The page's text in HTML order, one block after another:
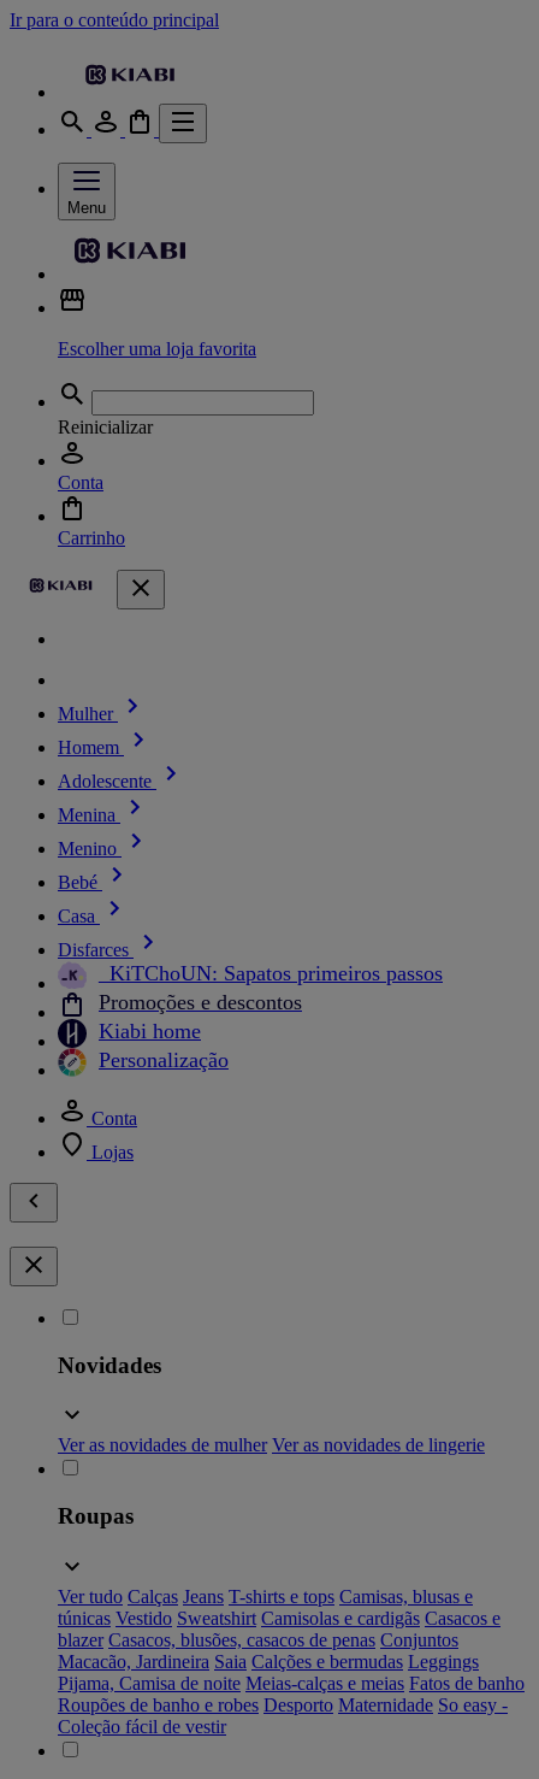
Ir para o conteúdo principal
Menu
Escolher uma loja favorita
Reinicializar
Conta
Carrinho
Mulher
Homem
Adolescente
Menina
Menino
Bebé
Casa
Disfarces
_KiTChoUN: Sapatos primeiros passos
Promoções e descontos
Kiabi home
Personalização
Conta
Lojas
Novidades
Ver as novidades de mulher Ver as novidades de lingerie
Roupas
Ver tudo Calças Jeans T-shirts e tops Camisas, blusas e
túnicas Vestido Sweatshirt Camisolas e cardigãs Casacos e
blazer Casacos, blusões, casacos de penas Conjuntos
Macacão, Jardineira Saia Calções e bermudas Leggings
Pijama, Camisa de noite Meias-calças e meias Fatos de banho
Roupões de banho e robes Desporto Maternidade So easy -
Coleção fácil de vestir